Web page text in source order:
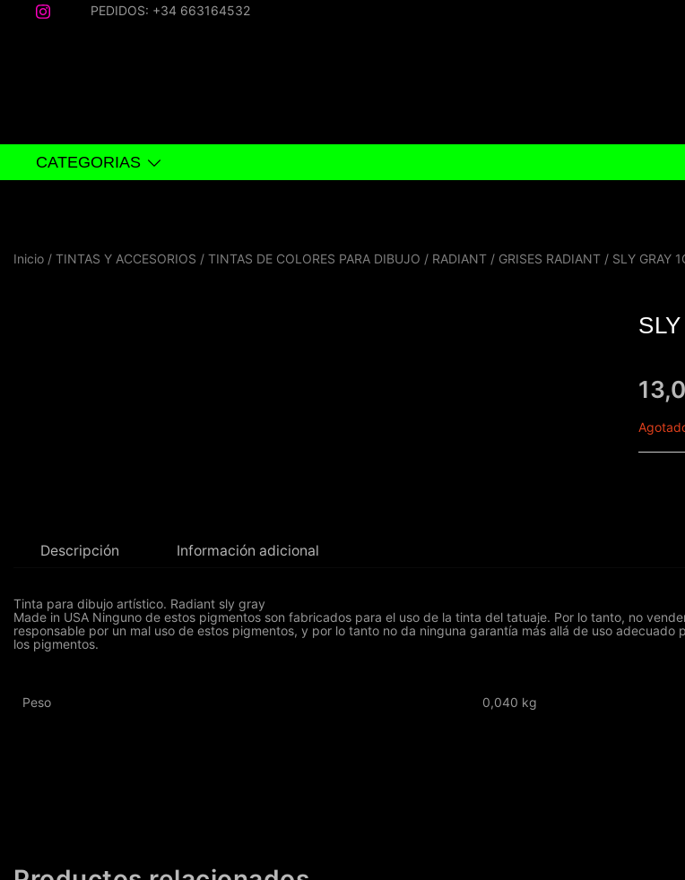
PEDIDOS: +34 663164532
CATEGORIAS
Inicio / TINTAS Y ACCESORIOS / TINTAS DE COLORES PARA DIBUJO / RADIANT / GRISES RADIANT / SLY GRAY
Descripción Información adicional
Tinta para dibujo artístico. Radiant sly gray
Made in USA Ninguno de estos pigmentos son fabricados para el uso de la tinta del tatuaje. Por lo tanto, no
responsable por un mal uso de estos pigmentos, y por lo tanto no da ninguna garantía más allá de uso
los pigmentos.
Peso 0,040 kg